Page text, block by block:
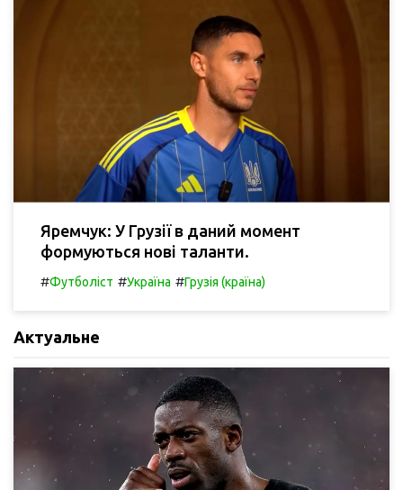
Яремчук: У Грузії в даний момент
формуються нові таланти.
#Футболіст #Україна #Грузія (країна)
Актуальне